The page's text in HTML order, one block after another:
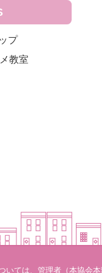
プ
教室
いては、管理者（本協会